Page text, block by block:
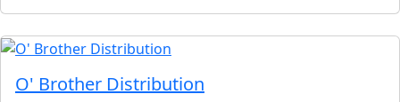
O' Brother Distribution